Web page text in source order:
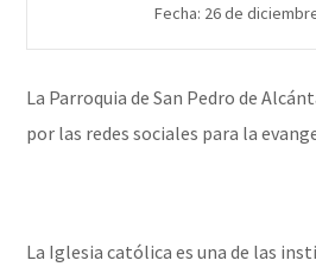
Fecha: 26 de
La Parroquia de San Pedro de
por las redes sociales para la
La Iglesia católica es una de las